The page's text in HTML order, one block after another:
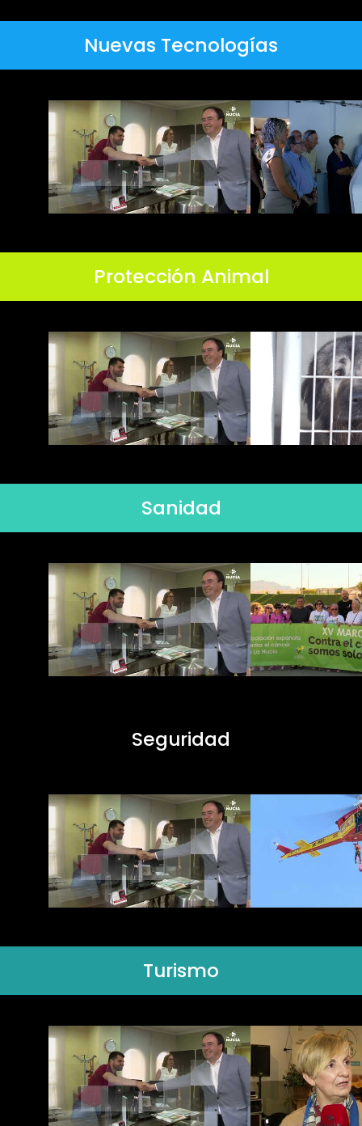
Nuevas Tecnologías
Protección Animal
Sanidad
Seguridad
Turismo